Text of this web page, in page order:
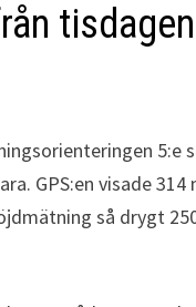
5:e
GPS:en visade
så drygt